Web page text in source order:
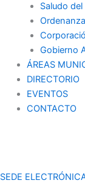
Saludo
Gobierno
ÁREAS
DIRECTORIO
EVENTOS
CONTACTO
SEDE